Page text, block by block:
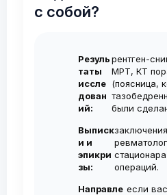
минимален и
результат длится до
интервалом 1 нед.
проводятся по
1-2 раза в год.
на платной основе.
ожидания.
с собой?
Резуль
таты
иссле
дован
ий:
рентген-
МРТ, КТ
(поясница,
были
Выписк
и и
эпикри
зы:
операций.
Направле если